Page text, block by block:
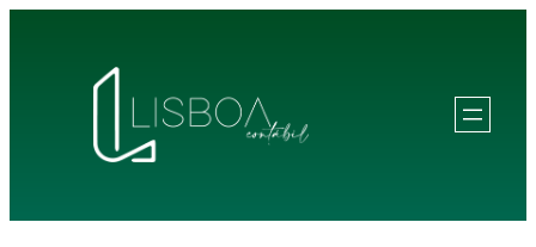
conteúdo